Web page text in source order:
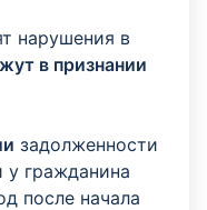
нарушения в
в признании
задолженности
у гражданина
после начала